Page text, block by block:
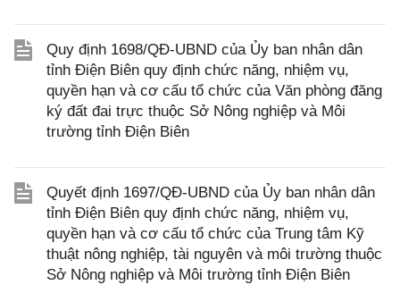
Quy định 1698/QĐ-UBND của Ủy ban nhân dân
tỉnh Điện Biên quy định chức năng, nhiệm vụ,
quyền hạn và cơ cấu tổ chức của Văn phòng đăng
ký đất đai trực thuộc Sở Nông nghiệp và Môi
trường tỉnh Điện Biên
Quyết định 1697/QĐ-UBND của Ủy ban nhân dân
tỉnh Điện Biên quy định chức năng, nhiệm vụ,
quyền hạn và cơ cấu tổ chức của Trung tâm Kỹ
thuật nông nghiệp, tài nguyên và môi trường thuộc
Sở Nông nghiệp và Môi trường tỉnh Điện Biên